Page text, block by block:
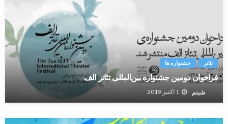
تئاتر جشنواره ها
فراخوان دومین جشنواره بین‌المللی تئاتر الف
شبنم 1 اکتبر 2019